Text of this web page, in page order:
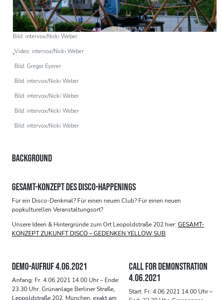
Bild: intervox/Nicki Weber
Video: intervox/Nicki Weber
Bild: Gregor Eyerer
Bild: intervox/Nicki Weber
Bild: intervox/Nicki Weber
Bild: intervox/Nicki Weber
Bild: intervox/Nicki Weber
BACKGROUND
GESAMT-KONZEPT DES DISCO-HAPPENINGS
Für ein Disco-Denkmal? Für einen neuen Club? Für einen neuen
popkulturellen Veranstaltungsort?
Unsere Ideen & Hintergründe zum Ort Leopoldstraße 202 hier: GESAMT-
KONZEPT ZUKUNFT DISCO – GEDENKEN YELLOW SUB
DEMO-AUFRUF 4.06.2021
Anfang: Fr. 4.06.2021 14.00 Uhr – Ende:
23.30 Uhr. Grünanlage Berliner Straße,
Leopoldstraße 202, München, exakt am
CALL FOR DEMONSTRATION
4.06.2021
Start: Fr. 4.06.2021 14.00 Uhr –